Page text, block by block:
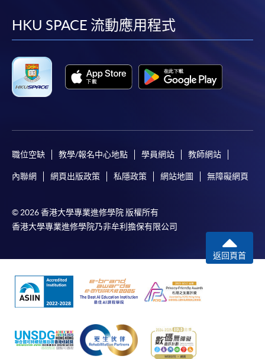
facebook
youtube
linkedin
HKU SPACE 流動應用程式
職位空缺 教學/報名中心地點 學員網站 教師網站
內聯網 網頁出版政策 私隱政策 網站地圖 無障礙網頁
© 2026 香港大學專業進修學院 版權所有
香港大學專業進修學院乃非牟利擔保有限公司
返回頁首